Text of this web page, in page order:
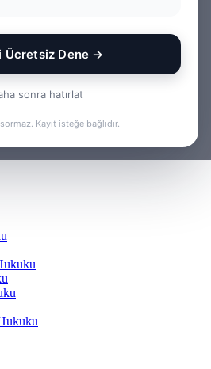
Ücretsiz Dene →
sonra hatırlat
Kayıt isteğe bağlıdır.